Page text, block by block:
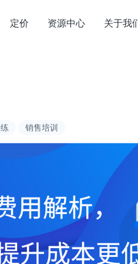
定价 资源中心 关于我
销售培训